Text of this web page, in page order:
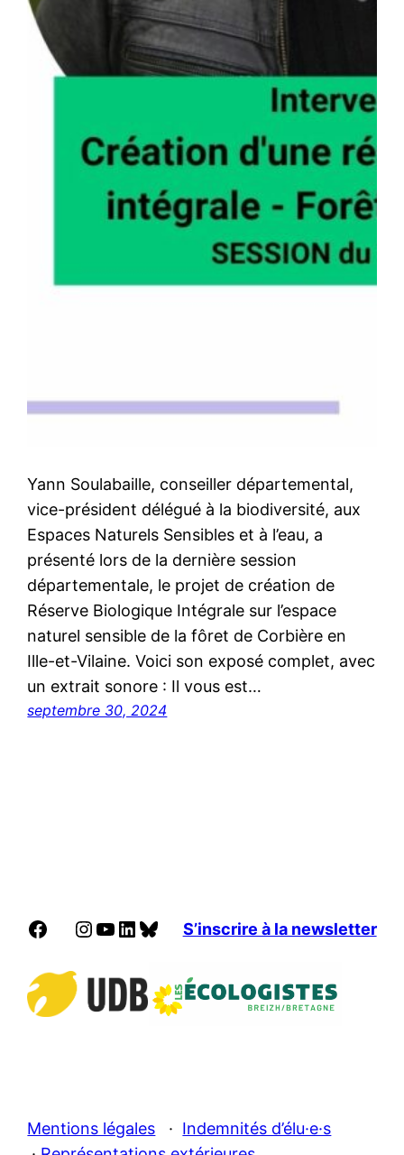
Yann Soulabaille, conseiller départemental,
vice-président délégué à la biodiversité, aux
Espaces Naturels Sensibles et à l’eau, a
présenté lors de la dernière session
départementale, le projet de création de
Réserve Biologique Intégrale sur l’espace
naturel sensible de la fôret de Corbière en
Ille-et-Vilaine. Voici son exposé complet, avec
un extrait sonore : Il vous est…
septembre 30, 2024
Facebook
Instagram
YouTube
LinkedIn
BlueskyS’inscrire à la newsletter
Mentions légales · Indemnités d’élu·e·s